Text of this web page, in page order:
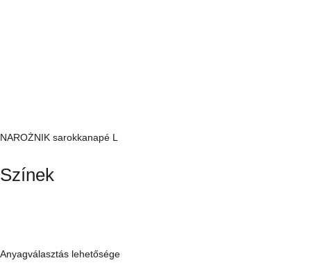
NAROŻNIK sarokkanapé L
Színek
Anyagválasztás lehetősége